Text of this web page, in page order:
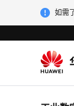
如需